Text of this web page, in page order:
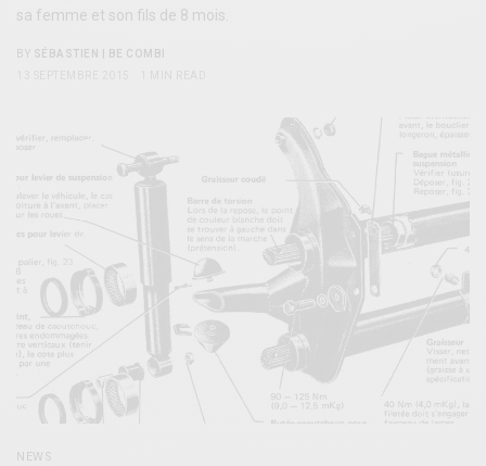
sa femme et son fils de 8 mois.
BY SÉBASTIEN | BE COMBI
NEWS